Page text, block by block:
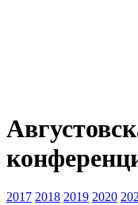
2017 2018 2019 2020